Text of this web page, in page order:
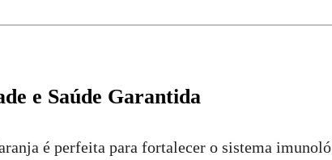
e Saúde Garantida
é perfeita para fortalecer o sistema